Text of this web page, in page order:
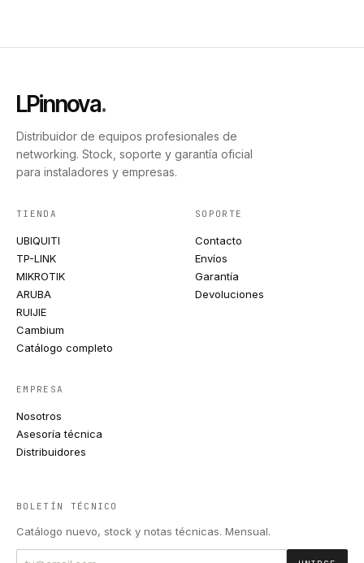
LPinnova.
Distribuidor de equipos profesionales de
networking. Stock, soporte y garantía oficial
para instaladores y empresas.
TIENDA
UBIQUITI
TP-LINK
MIKROTIK
ARUBA
RUIJIE
Cambium
Catálogo completo
SOPORTE
Contacto
Envíos
Garantía
Devoluciones
EMPRESA
Nosotros
Asesoría técnica
Distribuidores
BOLETÍN TÉCNICO
Catálogo nuevo, stock y notas técnicas. Mensual.